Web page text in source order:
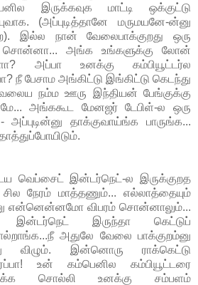
இருக்கவுக மாட்டி ஒக்குட்டு
(அப்புடித்தானே மருமயனே-ன்னு
இல்ல நான் வேலைபாக்குறது ஒரு
சொன்னா... அங்க உங்களுக்கு லோன்
அப்பா உனக்கு கம்பியூட்டர்ல
நீ பேசாம அங்கிட்டு இங்கிட்டு கெடந்து
நம்ம ஊரு இந்தியன் பேங்குக்கு
அங்ககூட மேனஜர் டேபிள்-ல ஒரு
அப்புடின்னு தாக்குவாய்ங்க பாருங்க...
வெப்சைட் இன்டர்நெட்-ல இருக்குறத
நேரம் மாத்தணும்... எல்லாத்தையும்
என்னென்னமோ விபரம் சொன்னாலும்...
இருந்தா கெட்டுப்
அதுலே வேலை பாக்குறம்னு
விழும். இன்னொரு ராக்கெட்டு
உன் கம்பெனில கம்பியூட்டரை
சொல்லி உனக்கு சம்பளம்